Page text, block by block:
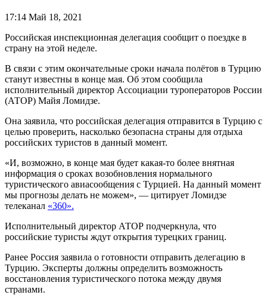
17:14 Май 18, 2021
Российская инспекционная делегация сообщит о поездке в
страну на этой неделе.
В связи с этим окончательные сроки начала полётов в Турцию
станут известны в конце мая. Об этом сообщила
исполнительный директор Ассоциации туроператоров России
(АТОР) Майя Ломидзе.
Она заявила, что российская делегация отправится в Турцию с
целью проверить, насколько безопасна страны для отдыха
российских туристов в данный момент.
«И, возможно, в конце мая будет какая-то более внятная
информация о сроках возобновления нормального
туристического авиасообщения с Турцией. Нa данный момент
мы прогнозы делать не можем», — цитирует Ломидзе
телеканал «360».
Исполнительный директор АТОР подчеркнула, что
российские туристы ждут открытия турецких границ.
Ранее Россия заявила о готовности отправить делегацию в
Турцию. Эксперты должны определить возможность
восстановления туристического потока между двумя
странами.